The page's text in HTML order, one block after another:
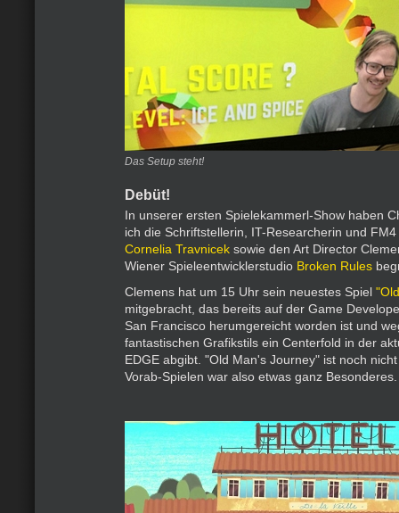
Das Setup steht!
Debüt!
In unserer ersten Spielekammerl-Show haben
ich die Schriftstellerin, IT-Researcherin und
Cornelia Travnicek sowie den Art Director
Wiener Spieleentwicklerstudio Broken Rules
Clemens hat um 15 Uhr sein neuestes Spiel
mitgebracht, das bereits auf der Game
San Francisco herumgereicht worden ist und
fantastischen Grafikstils ein Centerfold in der
EDGE abgibt. "Old Man's Journey" ist noch
Vorab-Spielen war also etwas ganz Besonderes.